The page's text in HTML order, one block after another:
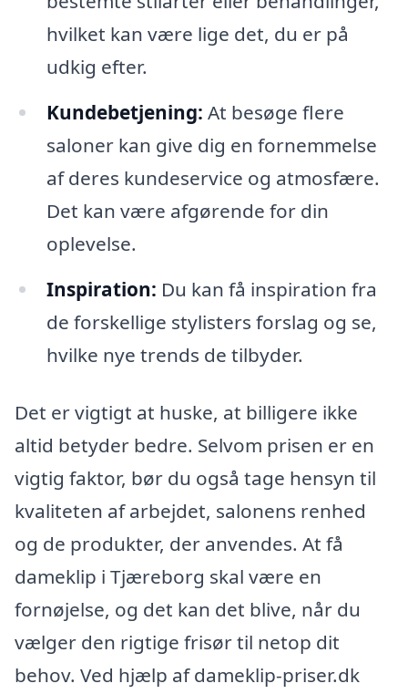
hvilket kan være lige det, du er på
udkig efter.
Kundebetjening: At besøge flere
saloner kan give dig en fornemmelse
af deres kundeservice og atmosfære.
Det kan være afgørende for din
oplevelse.
Inspiration: Du kan få inspiration fra
de forskellige stylisters forslag og se,
hvilke nye trends de tilbyder.
Det er vigtigt at huske, at billigere ikke
altid betyder bedre. Selvom prisen er en
vigtig faktor, bør du også tage hensyn til
kvaliteten af arbejdet, salonens renhed
og de produkter, der anvendes. At få
dameklip i Tjæreborg skal være en
fornøjelse, og det kan det blive, når du
vælger den rigtige frisør til netop dit
behov. Ved hjælp af dameklip-priser.dk